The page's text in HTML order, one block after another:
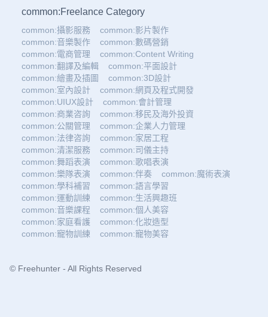
common:Freelance Category
common:攝影服務
common:影片製作
common:音樂製作
common:數碼營銷
common:電商管理
common:Content Writing
common:翻譯及編輯
common:平面設計
common:繪畫及插圖
common:3D設計
common:室內設計
common:網頁及程式開發
common:UIUX設計
common:會計管理
common:商業咨詢
common:移民及海外投資
common:公關管理
common:企業人力管理
common:法律咨詢
common:家居工程
common:清潔服務
common:司儀主持
common:舞蹈表演
common:歌唱表演
common:樂隊表演
common:伴奏
common:魔術表演
common:學科補習
common:語言學習
common:運動訓練
common:生活興趣班
common:音樂課程
common:個人美容
common:家庭看護
common:化妝造型
common:寵物訓練
common:寵物美容
© Freehunter - All Rights Reserved